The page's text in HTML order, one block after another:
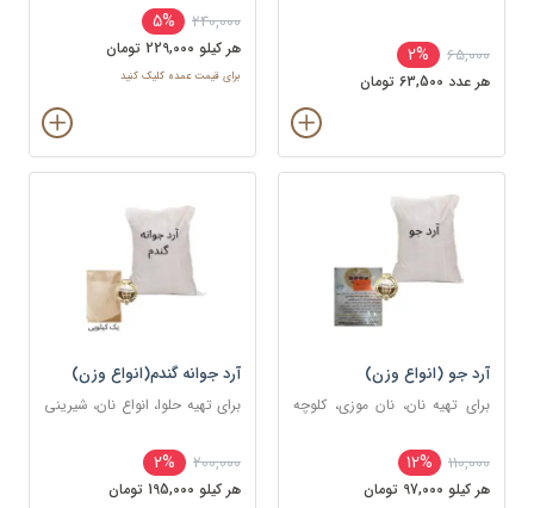
65,000
2%
هر عدد 63,500 تومان
240,000
5%
هر کيلو 229,000 تومان
برای قیمت عمده کلیک کنید
آرد جو (انواع وزن)
برای تهیه نان، نان موزی، کلوچه
110,000
12%
هر کيلو 97,000 تومان
آرد جوانه گندم(انواع وزن)
برای تهیه حلوا، انواع نان، شیرینی‌
200,000
2%
هر کيلو 195,000 تومان